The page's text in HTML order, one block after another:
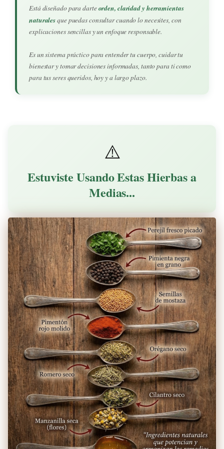
Está diseñado para darteorden, claridad y herramientas
naturalesque puedas consultar cuando lo necesites, con
explicaciones sencillas y un enfoque responsable.
Es un sistema práctico para entender tu cuerpo, cuidar tu
bienestar y tomar decisiones informadas, tanto para ti como
para tus seres queridos, hoy y a largo plazo.
⚠️
Estuviste Usando Estas Hierbas a
Medias...